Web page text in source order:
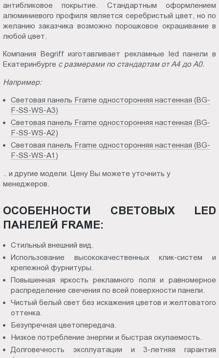
антибликовое покрытие. Стандартным оформлением
алюминиевого профиля является серебристый цвет, но по
желанию заказчика возможно порошковое окрашивание в
любой цвет.
Компания Begriff изготавливает рекламные led панели в
Екатеринбурге с размерами по стандартам от А4 до А0.
Например:
Световая панель Frame односторонняя настенная (BG-
F-SS-WS-A3)
Световая панель Frame односторонняя настенная (BG-
F-SS-WS-A2)
Световая панель Frame односторонняя настенная (BG-
F-SS-WS-A1)
.. и другие модели. Цену Вы можете уточнить у
менеджеров.
ОСОБЕННОСТИ СВЕТОВЫХ LED
ПАНЕЛЕЙ FRAME:
Стильный внешний вид.
Использование высококачественных клик-систем и
крепежной фурнитуры.
Повышенная яркость рекламного поля и равномерное
распределение свечения по всей поверхности панели.
Чистый белый свет без искажения цветов и желтоватого
оттенка.
Безупречная цветопередача.
Низкое потребление энергии и быстрая окупаемость.
Долговечность эксплуатации и 3-летняя гарантия